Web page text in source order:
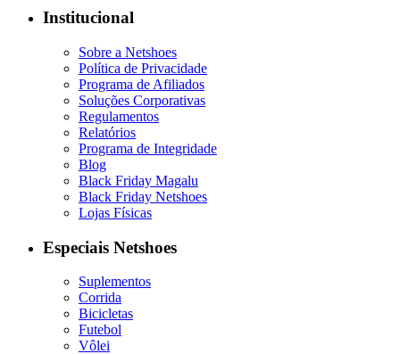
Institucional
Sobre a Netshoes
Política de Privacidade
Programa de Afiliados
Soluções Corporativas
Regulamentos
Relatórios
Programa de Integridade
Blog
Black Friday Magalu
Black Friday Netshoes
Lojas Físicas
Especiais Netshoes
Suplementos
Corrida
Bicicletas
Futebol
Vôlei